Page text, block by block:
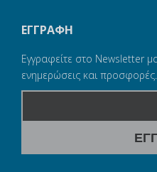
ΕΓΓΡΑΦΗ
Εγγραφείτε στο Newsletter
ενημερώσεις και προσφορές.